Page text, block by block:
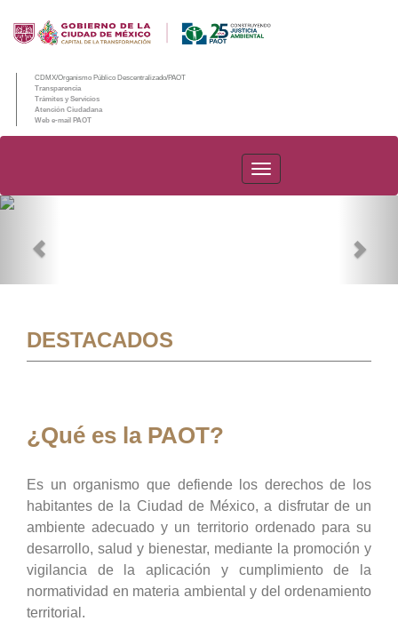
CDMX/Organismo Público Descentralizado/PAOT
Transparencia
Trámites y Servicios
Atención Ciudadana
Web e-mail PAOT
PAOT
DESTACADOS
¿Qué es la PAOT?
Es un organismo que defiende los derechos de los
habitantes de la Ciudad de México, a disfrutar de un
ambiente adecuado y un territorio ordenado para su
desarrollo, salud y bienestar, mediante la promoción y
vigilancia de la aplicación y cumplimiento de la
normatividad en materia ambiental y del ordenamiento
territorial.